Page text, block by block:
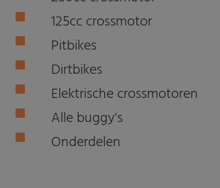
125cc crossmotor
Pitbikes
Dirtbikes
Elektrische crossmotoren
Alle buggy's
Onderdelen